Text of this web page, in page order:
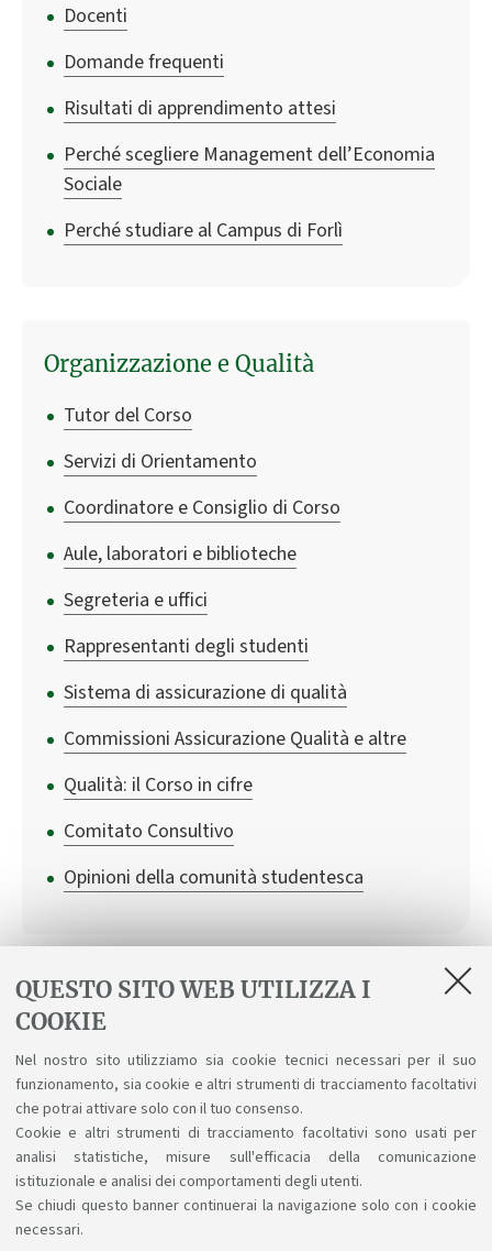
QUESTO SITO WEB UTILIZZA I
COOKIE
Nel nostro sito utilizziamo sia cookie tecnici necessari per il suo
funzionamento, sia cookie e altri strumenti di tracciamento facoltativi
che potrai attivare solo con il tuo consenso.
Cookie e altri strumenti di tracciamento facoltativi sono usati per
analisi statistiche, misure sull'efficacia della comunicazione
istituzionale e analisi dei comportamenti degli utenti.
Se chiudi questo banner continuerai la navigazione solo con i cookie
necessari.
Docenti
Domande frequenti
Risultati di apprendimento attesi
Perché scegliere Management dell’Economia
Sociale
Perché studiare al Campus di Forlì
Organizzazione e Qualità
Tutor del Corso
Servizi di Orientamento
Coordinatore e Consiglio di Corso
Aule, laboratori e biblioteche
Segreteria e uffici
Rappresentanti degli studenti
Sistema di assicurazione di qualità
Commissioni Assicurazione Qualità e altre
Qualità: il Corso in cifre
Comitato Consultivo
Opinioni della comunità studentesca
Regolamenti
Regolamento didattico a.a. 2026/27
Regolamento Studenti d'Ateneo